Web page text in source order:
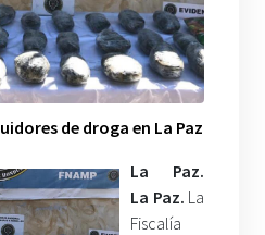
de droga en La Paz
La Paz.
La Paz. La
Fiscalía